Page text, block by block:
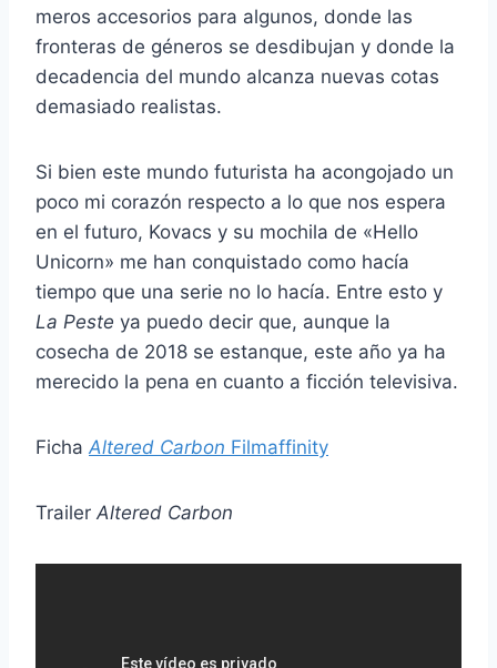
meros accesorios para algunos, donde las
fronteras de géneros se desdibujan y donde la
decadencia del mundo alcanza nuevas cotas
demasiado realistas.
Si bien este mundo futurista ha acongojado un
poco mi corazón respecto a lo que nos espera
en el futuro, Kovacs y su mochila de «Hello
Unicorn» me han conquistado como hacía
tiempo que una serie no lo hacía. Entre esto y
La Peste ya puedo decir que, aunque la
cosecha de 2018 se estanque, este año ya ha
merecido la pena en cuanto a ficción televisiva.
Ficha Altered Carbon Filmaffinity
Trailer Altered Carbon